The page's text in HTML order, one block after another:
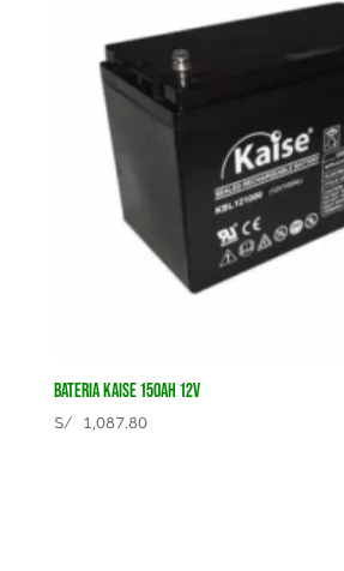
BATERIA KAISE 150AH 12V
S/1,087.80